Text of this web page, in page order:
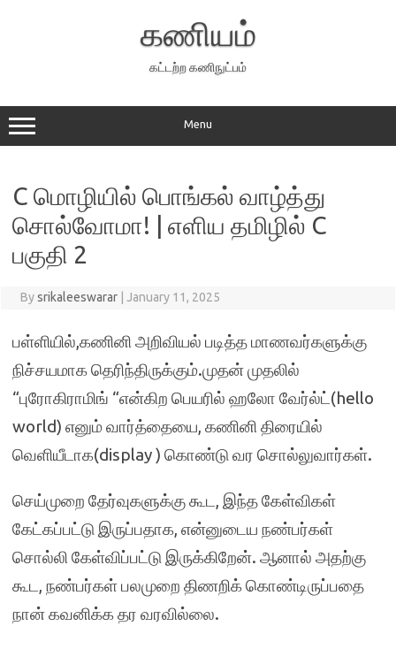
கணியம்
கட்டற்ற கணிநுட்பம்
Menu
C மொழியில் பொங்கல் வாழ்த்து
சொல்வோமா! | எளிய தமிழில் C
பகுதி 2
Bysrikaleeswarar January 11, 2025
பள்ளியில்,கணினி அறிவியல் படித்த மாணவர்களுக்கு
நிச்சயமாக தெரிந்திருக்கும்.முதன் முதலில்
“புரோகிராமிங் “என்கிற பெயரில் ஹலோ வேர்ல்ட்(hello
world) எனும் வார்த்தையை, கணினி திரையில்
வெளியீடாக(display ) கொண்டு வர சொல்லுவார்கள்.
செய்முறை தேர்வுகளுக்கு கூட, இந்த கேள்விகள்
கேட்கப்பட்டு இருப்பதாக, என்னுடைய நண்பர்கள்
சொல்லி கேள்விப்பட்டு இருக்கிறேன். ஆனால் அதற்கு
கூட, நண்பர்கள் பலமுறை திணறிக் கொண்டிருப்பதை
நான் கவனிக்க தர வரவில்லை.